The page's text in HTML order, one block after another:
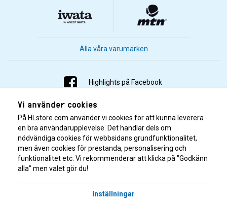
Alla våra varumärken
Highlights på Facebook
Highlights på Instagram
Highlights på Youtube
Highlights på Tiktok
Vi använder cookies
På HLstore.com använder vi cookies för att kunna leverera
en bra användarupplevelse. Det handlar dels om
nödvändiga cookies för webbsidans grundfunktionalitet,
men även cookies för prestanda, personalisering och
funktionalitet etc. Vi rekommenderar att klicka på "Godkänn
alla" men valet gör du!
Inställningar